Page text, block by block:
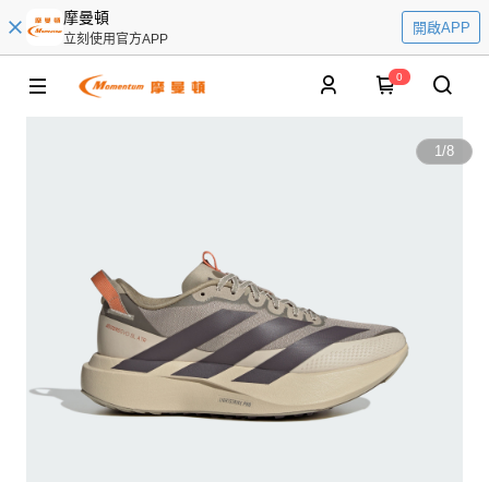
摩曼頓
立刻使用官方APP
開啟APP
0
1/8